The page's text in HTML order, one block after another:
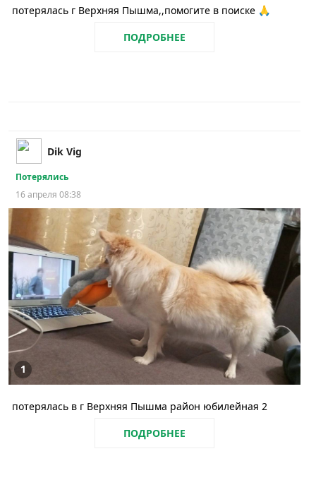
потерялась г Верхняя Пышма,,помогите в поиске 🙏
ПОДРОБНЕЕ
Dik Vig
Потерялись
16 апреля 08:38
1
потерялась в г Верхняя Пышма район юбилейная 2
ПОДРОБНЕЕ